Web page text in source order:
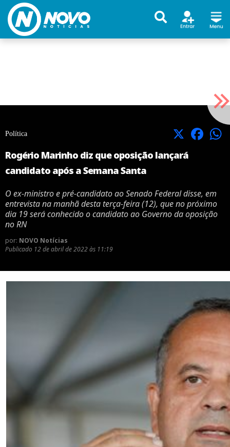
Política X Facebook
Rogério Marinho diz que oposição lançará
candidato após a Semana Santa
O ex-ministro e pré-candidato ao Senado Federal disse, em
entrevista na manhã desta terça-feira (12), que no próximo
dia 19 será conhecido o candidato ao Governo da oposição
no RN
por: NOVO Notícias
Publicado 12 de abril de 2022 às 11:19